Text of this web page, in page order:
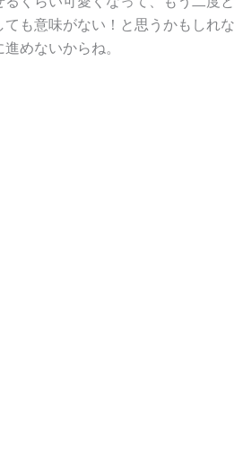
も意味がない！と思うかもしれ
めないからね。